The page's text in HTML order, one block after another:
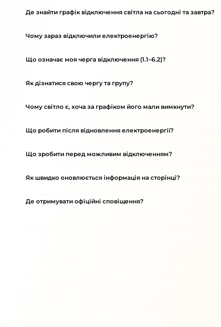
Де знайти графік відключення світла на сьогодні та завтра?
Чому зараз відключили електроенергію?
Що означає моя черга відключення (1.1–6.2)?
Як дізнатися свою чергу та групу?
Чому світло є, хоча за графіком його мали вимкнути?
Що робити після відновлення електроенергії?
Що зробити перед можливим відключенням?
Як швидко оновлюється інформація на сторінці?
Де отримувати офіційні сповіщення?